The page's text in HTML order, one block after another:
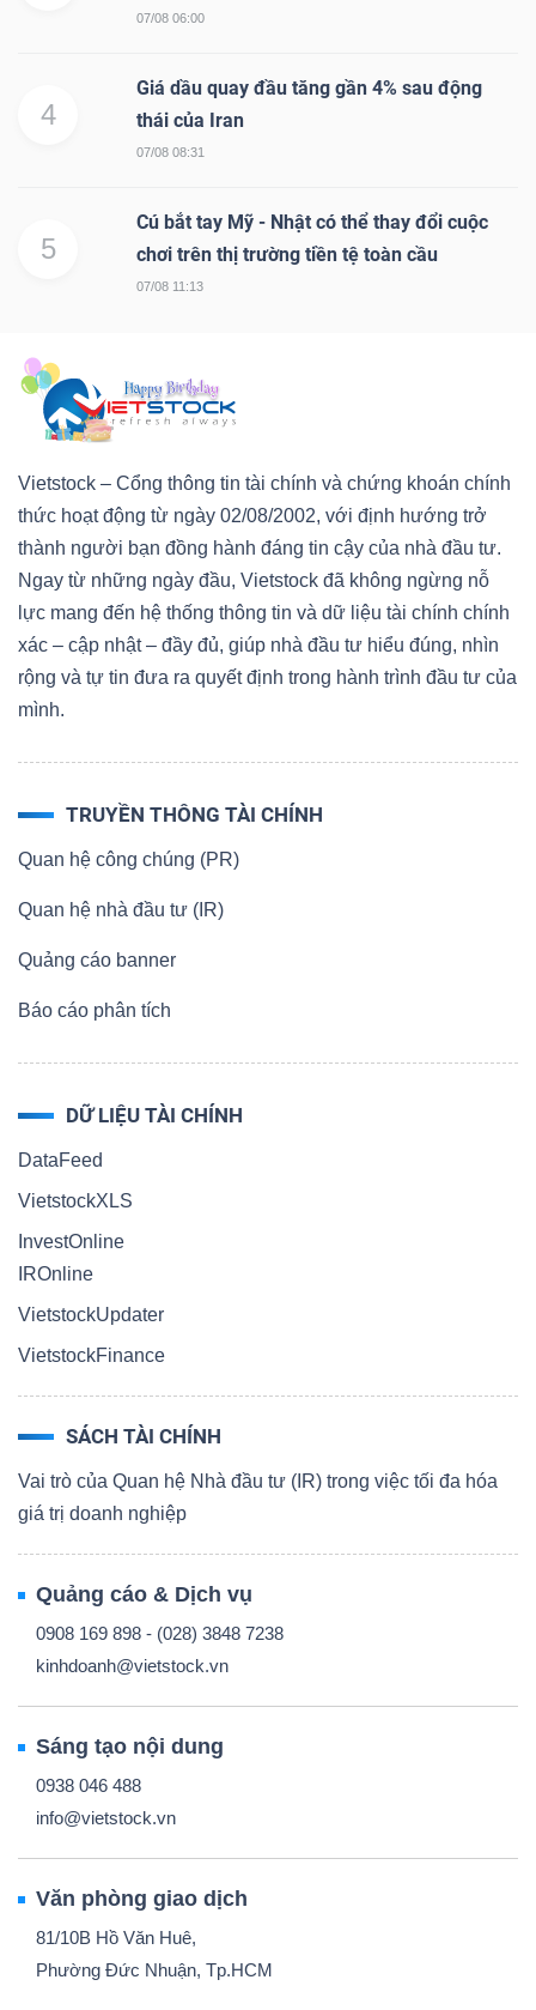
07/08 06:00
4
Giá dầu quay đầu tăng gần 4% sau động
thái của Iran
07/08 08:31
5
Cú bắt tay Mỹ - Nhật có thể thay đổi cuộc
chơi trên thị trường tiền tệ toàn cầu
07/08 11:13
Vietstock – Cổng thông tin tài chính và chứng khoán chính
thức hoạt động từ ngày 02/08/2002, với định hướng trở
thành người bạn đồng hành đáng tin cậy của nhà đầu tư.
Ngay từ những ngày đầu, Vietstock đã không ngừng nỗ
lực mang đến hệ thống thông tin và dữ liệu tài chính chính
xác – cập nhật – đầy đủ, giúp nhà đầu tư hiểu đúng, nhìn
rộng và tự tin đưa ra quyết định trong hành trình đầu tư của
mình.
TRUYỀN THÔNG TÀI CHÍNH
Quan hệ công chúng (PR)
Quan hệ nhà đầu tư (IR)
Quảng cáo banner
Báo cáo phân tích
DỮ LIỆU TÀI CHÍNH
DataFeed
VietstockXLS
InvestOnline
IROnline
VietstockUpdater
VietstockFinance
SÁCH TÀI CHÍNH
Vai trò của Quan hệ Nhà đầu tư (IR) trong việc tối đa hóa
giá trị doanh nghiệp
Quảng cáo & Dịch vụ
0908 169 898 - (028) 3848 7238
kinhdoanh@vietstock.vn
Sáng tạo nội dung
0938 046 488
info@vietstock.vn
Văn phòng giao dịch
81/10B Hồ Văn Huê,
Phường Đức Nhuận, Tp.HCM